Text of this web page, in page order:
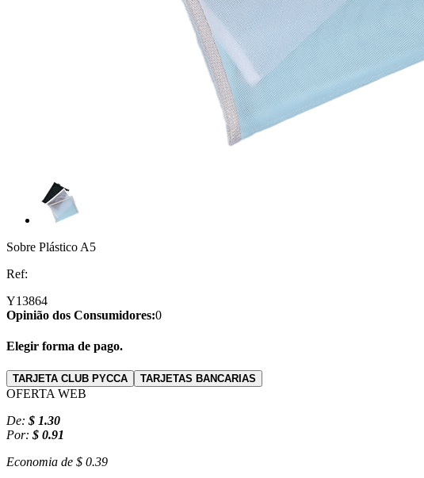
Sobre Plástico A5
Ref:
Y13864
Opinião dos Consumidores:0
Elegir forma de pago.
TARJETA CLUB PYCCA TARJETAS BANCARIAS
OFERTA WEB
De: $ 1.30
Por: $ 0.91
Economia de $ 0.39